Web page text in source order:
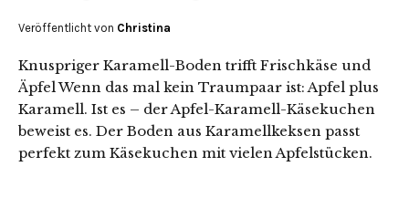
Veröffentlicht von Christina
Knuspriger Karamell-Boden trifft Frischkäse und
Äpfel Wenn das mal kein Traumpaar ist: Apfel plus
Karamell. Ist es – der Apfel-Karamell-Käsekuchen
beweist es. Der Boden aus Karamellkeksen passt
perfekt zum Käsekuchen mit vielen Apfelstücken.